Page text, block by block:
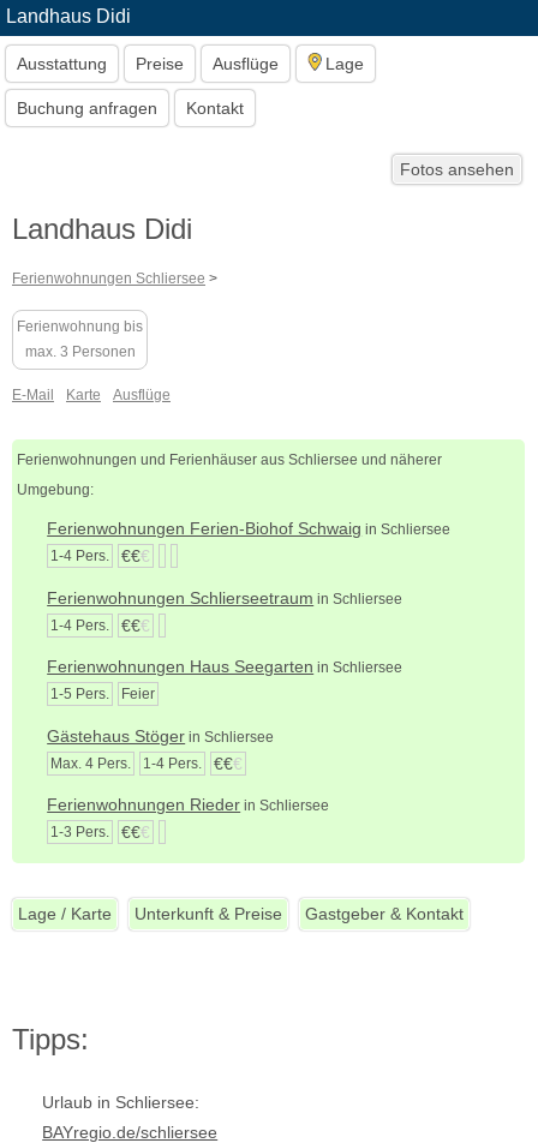
Landhaus Didi
Ausstattung Preise Ausflüge Lage
Buchung anfragen Kontakt
Fotos ansehen
Landhaus Didi
Ferienwohnungen Schliersee >
Ferienwohnung bis
max. 3 Personen
E-Mail Karte Ausflüge
Ferienwohnungen und Ferienhäuser aus Schliersee und näherer
Umgebung:
Ferienwohnungen Ferien-Biohof Schwaig in Schliersee
1-4 Pers.
€€€
Ferienwohnungen Schlierseetraum in Schliersee
1-4 Pers.
€€€
Ferienwohnungen Haus Seegarten in Schliersee
1-5 Pers.
Feier
Gästehaus Stöger in Schliersee
Max. 4 Pers.
1-4 Pers. €€€
Ferienwohnungen Rieder in Schliersee
1-3 Pers.
€€€
Lage / Karte Unterkunft & Preise Gastgeber & Kontakt
Tipps:
Urlaub in Schliersee:
BAYregio.de/schliersee